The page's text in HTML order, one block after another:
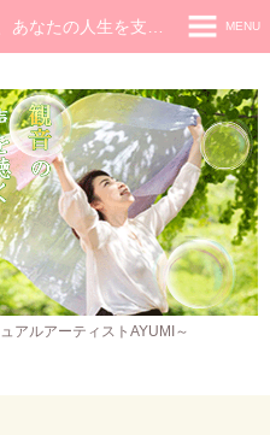
アルアーティストAYUMI～
MENU
アチューメント